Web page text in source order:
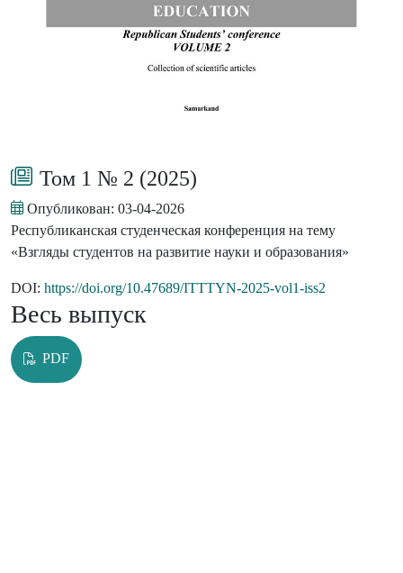
Том 1 № 2 (2025)
Опубликован: 03-04-2026
Республиканская студенческая конференция на тему
«Взгляды студентов на развитие науки и образования»
DOI: https://doi.org/10.47689/ITTTYN-2025-vol1-iss2
Весь выпуск
PDF